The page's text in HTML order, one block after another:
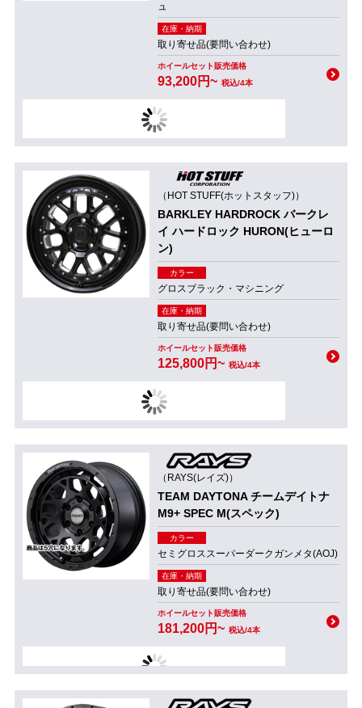
ュ
在庫・納期
取り寄せ品(要問い合わせ)
ホイールセット販売価格
93,200円~ 税込/4本
（HOT STUFF(ホットスタッフ)）
BARKLEY HARDROCK バークレ
イ ハードロック HURON(ヒューロ
ン)
カラー
グロスブラック・マシニング
在庫・納期
取り寄せ品(要問い合わせ)
ホイールセット販売価格
125,800円~ 税込/4本
（RAYS(レイズ)）
TEAM DAYTONA チームデイトナ
M9+ SPEC M(スペック)
カラー
セミグロススーパーダークガンメタ(AOJ)
在庫・納期
取り寄せ品(要問い合わせ)
ホイールセット販売価格
181,200円~ 税込/4本